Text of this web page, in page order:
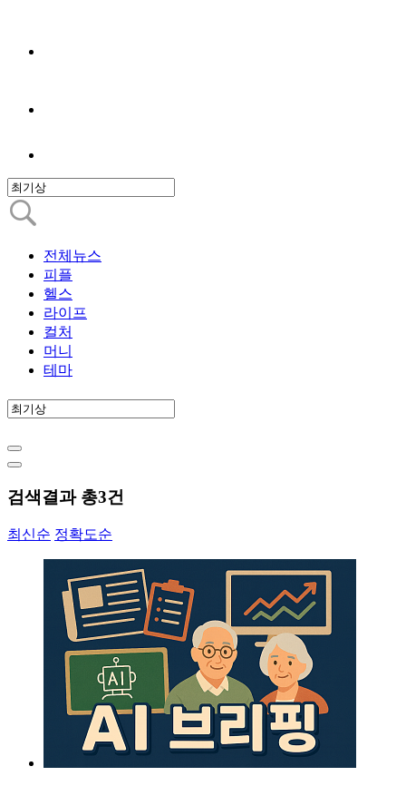
전체뉴스
피플
헬스
라이프
컬처
머니
테마
검색결과 총3건
최신순 정확도순